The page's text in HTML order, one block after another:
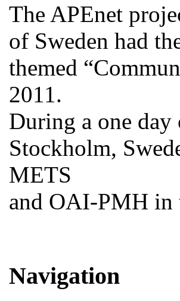
The APEnet
of Sweden had
themed
2011.
During a one
Stockholm,
METS
and OAI-PMH in
Navigation